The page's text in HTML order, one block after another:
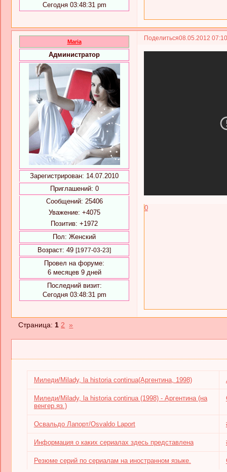
Сегодня 03:48:31 pm
Поделиться08.05.2012
Maria
Администратор
Зарегистрирован: 14.07.2010
Приглашений: 0
Сообщений: 25406
Уважение: +4075
Позитив: +1972
Пол: Женский
Возраст: 49 [1977-03-23]
Провел на форуме:
6 месяцев 9 дней
Последний визит:
Сегодня 03:48:31 pm
0
Страница: 1 2 »
Миледи/Milady, la historia continua(Аргентина, 1998)
Миледи/Milady, la historia continua (1998) - Аргентина (на
венгер.яз.)
Освальдо Лапорт/Osvaldo Laport
Информация о каких сериалах здесь представлена
Резюме серий по сериалам на иностранном языке.